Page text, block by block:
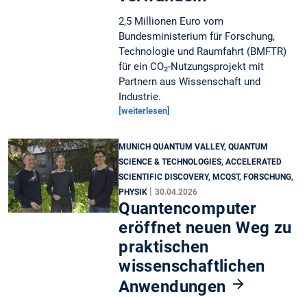
2,5 Millionen Euro vom
Bundesministerium für Forschung,
Technologie und Raumfahrt (BMFTR)
für ein CO₂-Nutzungsprojekt mit
Partnern aus Wissenschaft und
Industrie.
[weiterlesen]
MUNICH QUANTUM VALLEY, QUANTUM
SCIENCE & TECHNOLOGIES, ACCELERATED
SCIENTIFIC DISCOVERY, MCQST, FORSCHUNG,
PHYSIK |30.04.2026
Quantencomputer
eröffnet neuen Weg zu
praktischen
wissenschaftlichen
Anwendungen